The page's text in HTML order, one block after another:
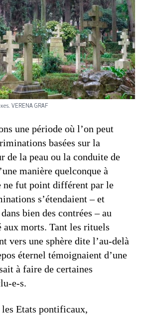
VERENA GRAF
une période où l’on peut
basées sur la
de la peau ou la conduite de
manière quelconque à
ne fut point différent par le
s’étendaient – et
bien des contrées – au
aux morts. Tant les rituels
vers une sphère dite l’au-delà
éternel témoignaient d’une
à faire de certaines
e-s.
Etats pontificaux,